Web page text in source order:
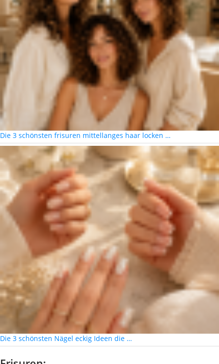
Die 3 schönsten frisuren mittellanges haar locken …
Die 3 schönsten Nägel eckig Ideen die …